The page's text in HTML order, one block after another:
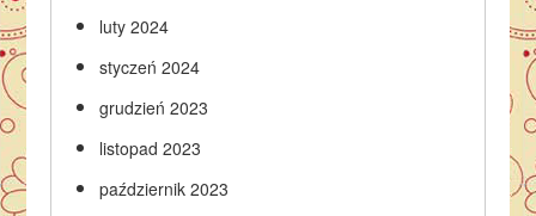
luty 2024
styczeń 2024
grudzień 2023
listopad 2023
październik 2023